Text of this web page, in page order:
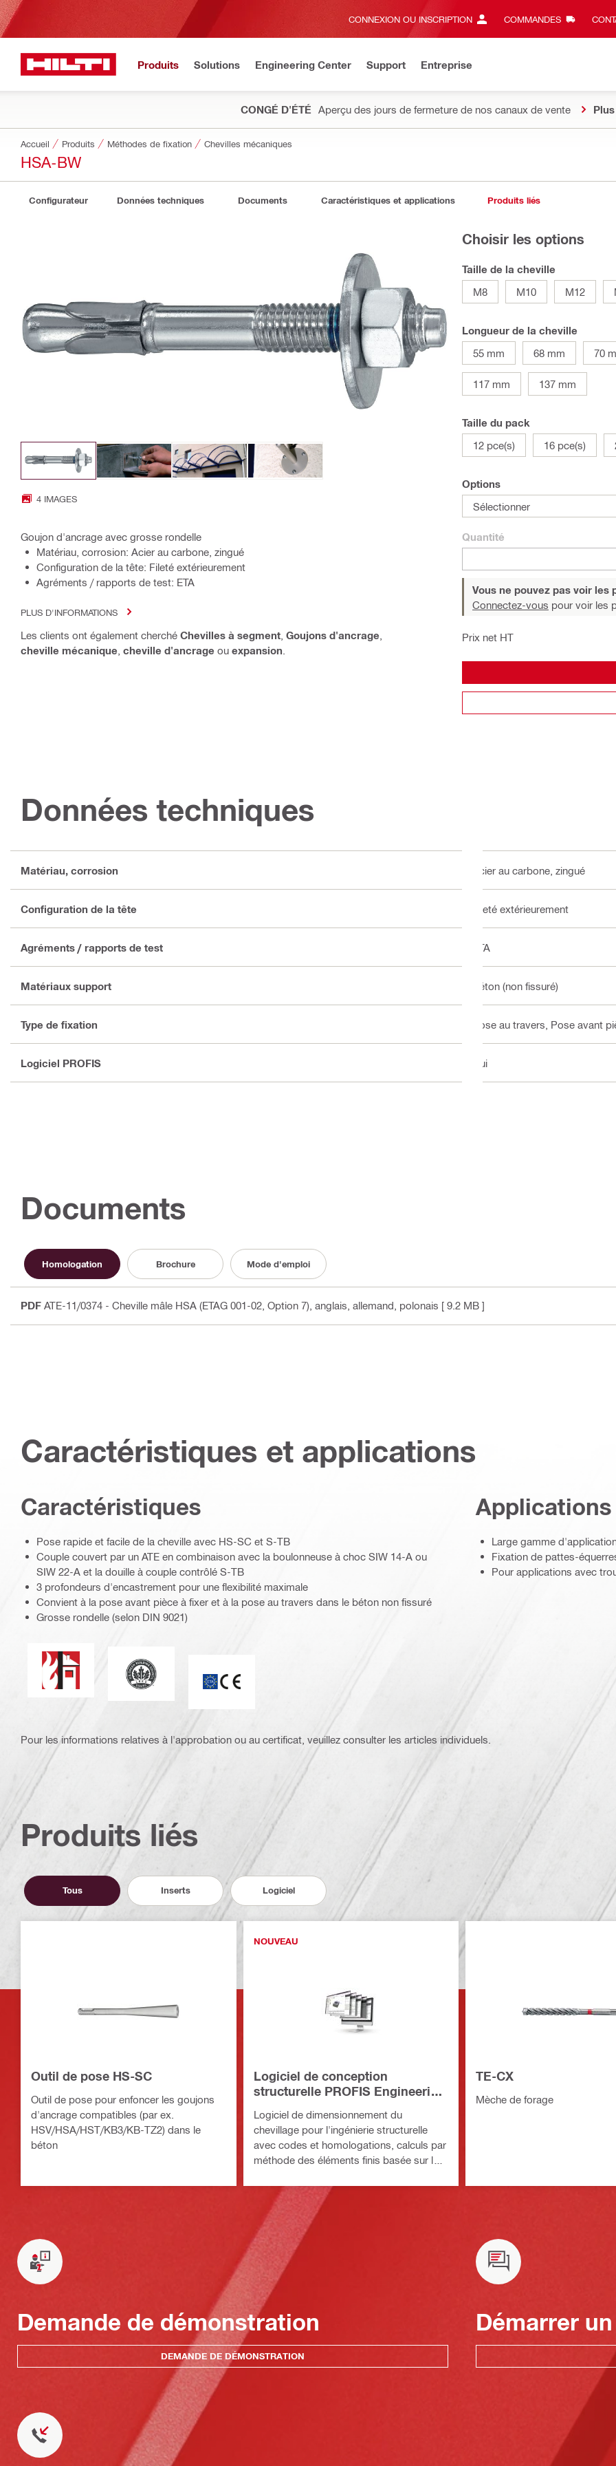
CONNEXION OU INSCRIPTION COMMANDES
Produits Solutions Engineering Center Support Entreprise
CONGÉ D'ÉTÉ Aperçu des jours de fermeture de nos canaux de vente
Accueil Produits Méthodes de fixation Chevilles mécaniques
HSA-BW
Configurateur Données techniques Documents Caractéristiques et applications Produits liés
4 IMAGES
Goujon d'ancrage avec grosse rondelle
Matériau, corrosion: Acier au carbone, zingué
Configuration de la tête: Fileté extérieurement
Agréments / rapports de test: ETA
PLUS D'INFORMATIONS
Les clients ont également cherché Chevilles à segment Goujons d'ancrage
cheville mécanique cheville d'ancrage ou expansion
Choisir les options
Taille de la cheville
M8
M10 M12
Longueur de la cheville
55 mm
68 mm 70
117 mm 137 mm
Taille du pack
12 pce(s)
16 pce(s)
Options
Sélectionner
Quantité
Vous ne pouvez pas voir les
Connectez-vous pour voir les
Prix net HT
Données techniques
Matériau, corrosion Acier au carbone, zingué
Configuration de la tête Fileté extérieurement
Agréments / rapports de test ETA
Matériaux support Béton (non fissuré)
Type de fixation Pose au travers, Pose avant
Logiciel PROFIS Oui
Documents
Homologation Brochure Mode d'emploi
PDF ATE-11/0374 - Cheville mâle HSA (ETAG 001-02, Option 7) , anglais, allemand, polonais [ 9.2 MB ]
Caractéristiques et applications
Caractéristiques
Pose rapide et facile de la cheville avec HS-SC et S-TB
Couple couvert par un ATE en combinaison avec la boulonneuse à choc SIW 14-A ou
SIW 22-A et la douille à couple contrôlé S-TB
3 profondeurs d'encastrement pour une flexibilité maximale
Convient à la pose avant pièce à fixer et à la pose au travers dans le béton non fissuré
Grosse rondelle (selon DIN 9021)
Résistance au feu Homologation environnementale LEED (Leadership in Energy and Environmental Design)
Applications
Large gamme
Fixation de pattes-
Pour applications avec
Pour les informations relatives à l'approbation ou au certificat, veuillez consulter les articles individuels.
Produits liés
Tous Inserts Logiciel
Outil de pose HS-SC
Outil de pose pour enfoncer les goujons
d'ancrage compatibles (par ex.
HSV/HSA/HST/KB3/KB-TZ2) dans le
béton
NOUVEAU
Logiciel de conception
structurelle PROFIS Engineering
Logiciel de dimensionnement du
chevillage pour l'ingénierie structurelle
avec codes et homologations, calculs par
méthode des éléments finis basée sur les
fixation
TE-CX
Mèche de forage
Demande de démonstration
DEMANDE DE DÉMONSTRATION
Démarrer